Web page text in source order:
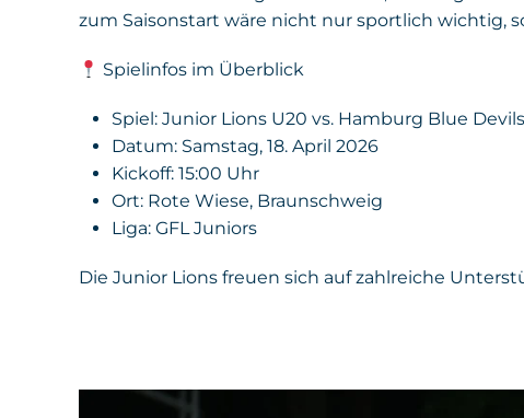
zum Saisonstart wäre nicht nur sportlich wichtig,
Spielinfos im Überblick
Spiel: Junior Lions U20 vs. Hamburg Blue Devils
Datum: Samstag, 18. April 2026
Kickoff: 15:00 Uhr
Ort: Rote Wiese, Braunschweig
Liga: GFL Juniors
Die Junior Lions freuen sich auf zahlreiche